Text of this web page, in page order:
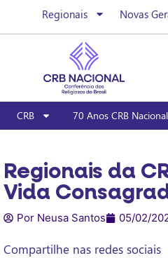
Regionais Novas
CRB 70 Anos CRB Nacional
Regionais da
Vida
Por Neusa Santos 05/02/
Compartilhe nas redes sociais